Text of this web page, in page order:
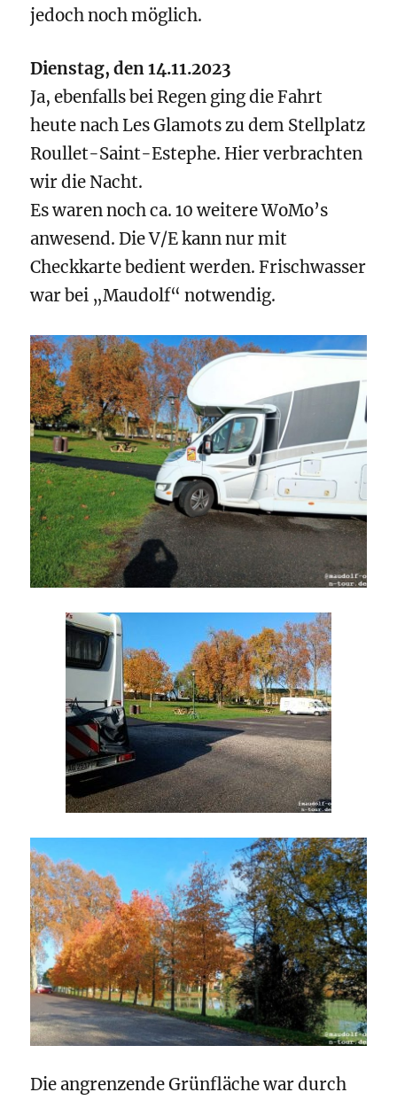
jedoch noch möglich.
Dienstag, den 14.11.2023
Ja, ebenfalls bei Regen ging die Fahrt
heute nach Les Glamots zu dem Stellplatz
Roullet-Saint-Estephe. Hier verbrachten
wir die Nacht.
Es waren noch ca. 10 weitere WoMo’s
anwesend. Die V/E kann nur mit
Checkkarte bedient werden. Frischwasser
war bei „Maudolf“ notwendig.
Die angrenzende Grünfläche war durch